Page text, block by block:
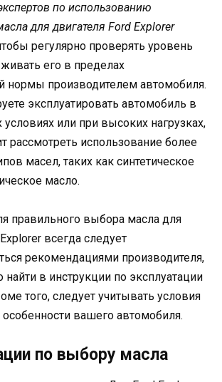
по использованию
для двигателя Ford Explorer
регулярно проверять уровень
его в пределах
нормы производителем автомобиля.
эксплуатировать автомобиль в
или при высоких нагрузках,
рассмотреть использование более
масел, таких как синтетическое
масло.
правильного выбора масла для
всегда следует
рекомендациями производителя,
в инструкции по эксплуатации
того, следует учитывать условия
особенности вашего автомобиля.
по выбору масла